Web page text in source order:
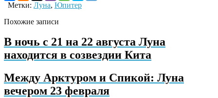
Метки: Луна, Юпитер
Похожие записи
В ночь с 21 на 22 августа Луна
находится в созвездии Кита
Между Арктуром и Спикой: Луна
вечером 23 февраля